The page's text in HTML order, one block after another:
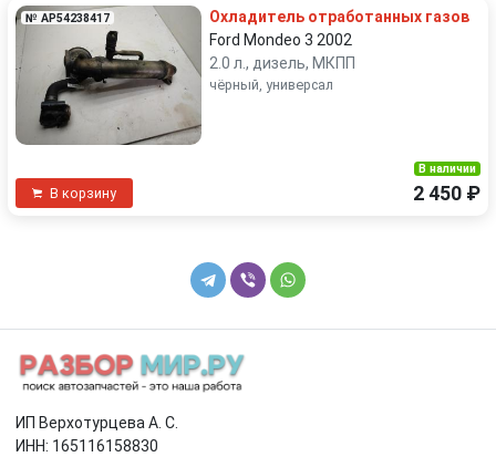
№ AP54238417
Охладитель отработанных газов
Ford Mondeo 3 2002
2.0 л., дизель, МКПП
чёрный, универсал
В корзину
В наличии
2 450 ₽
ИП Верхотурцева А. С.
ИНН: 165116158830